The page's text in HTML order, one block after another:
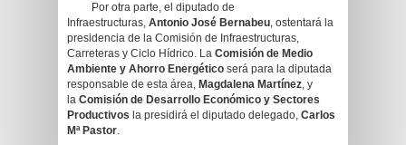
Por otra parte, el diputado de
Infraestructuras, Antonio José Bernabeu, ostentará la
presidencia de la Comisión de Infraestructuras,
Carreteras y Ciclo Hídrico. La Comisión de Medio
Ambiente y Ahorro Energético será para la diputada
responsable de esta área, Magdalena Martínez, y
la Comisión de Desarrollo Económico y Sectores
Productivos la presidirá el diputado delegado, Carlos
Mª Pastor.